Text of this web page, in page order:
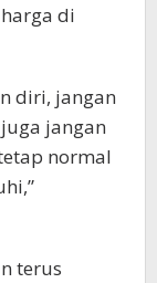
di
diri, jangan
jangan
normal
terus